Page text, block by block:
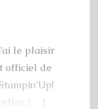
le plaisir
officiel de
[…]